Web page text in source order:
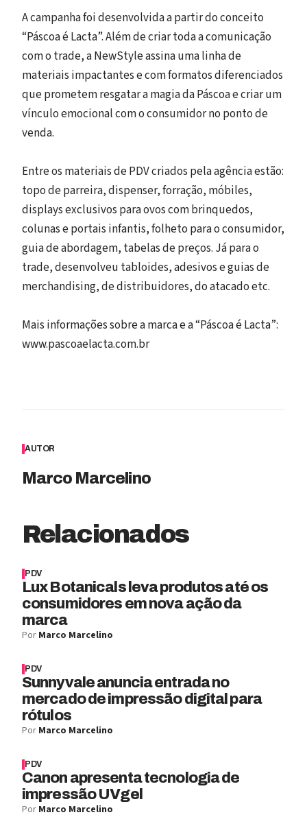
A campanha foi desenvolvida a partir do conceito
“Páscoa é Lacta”. Além de criar toda a comunicação
com o trade, a NewStyle assina uma linha de
materiais impactantes e com formatos diferenciados
que prometem resgatar a magia da Páscoa e criar um
vínculo emocional com o consumidor no ponto de
venda.
Entre os materiais de PDV criados pela agência estão:
topo de parreira, dispenser, forração, móbiles,
displays exclusivos para ovos com brinquedos,
colunas e portais infantis, folheto para o consumidor,
guia de abordagem, tabelas de preços. Já para o
trade, desenvolveu tabloides, adesivos e guias de
merchandising, de distribuidores, do atacado etc.
Mais informações sobre a marca e a “Páscoa é Lacta”:
www.pascoaelacta.com.br
AUTOR
Marco Marcelino
Relacionados
PDV
Lux Botanicals leva produtos até os
consumidores em nova ação da
marca
Por Marco Marcelino
PDV
Sunnyvale anuncia entrada no
mercado de impressão digital para
rótulos
Por Marco Marcelino
PDV
Canon apresenta tecnologia de
impressão UVgel
Por Marco Marcelino